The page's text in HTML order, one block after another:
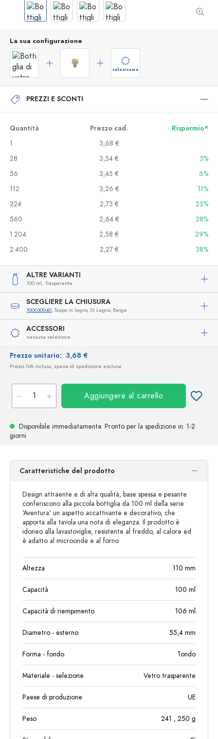
La sua configurazione
selezionare
PREZZI E SCONTI
Quantità Prezzo cad.
Risparmio*
1
3,68 €
28
3,54 €
3%
56
3,45 €
6%
112
3,26 €
11%
224
2,73 €
25%
560
2,64 €
28%
1.204
2,58 €
29%
2.400
2,27 € 38%
ALTRE VARIANTI
100 ml, Trasparente
SCEGLIERE LA CHIUSURA
100030040, Tappo in legno, Di Legno, Beige
ACCESSORI
nessuna selezione
Prezzo unitario: 3,68 €
Prezzi IVA inclusa, spese di spedizione escluse
Aggiungere al carrello
Disponibile immediatamente. Pronto per la spedizione in: 1-2
giorni
Caratteristiche del prodotto
Design attraente e di alta qualità, base spessa e pesante
conferiscono alla piccola bottiglia da 100 ml della serie
'Aventura' un aspetto accattivante e decorativo, che
apporta alla tavola una nota di eleganza. Il prodotto è
idoneo alla lavastoviglie, resistente al freddo, al calore ed
è adatto al microonde e al forno.
Altezza 110 mm
Capacità 100 ml
Capacità di riempimento 106 ml
Diametro - esterno 55,4 mm
Forma - fondo Tondo
Materiale - selezione Vetro trasparente
Paese di produzione UE
Peso 241 , 250 g